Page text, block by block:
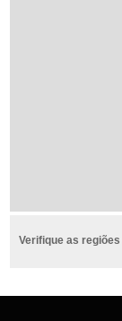
Verifique as